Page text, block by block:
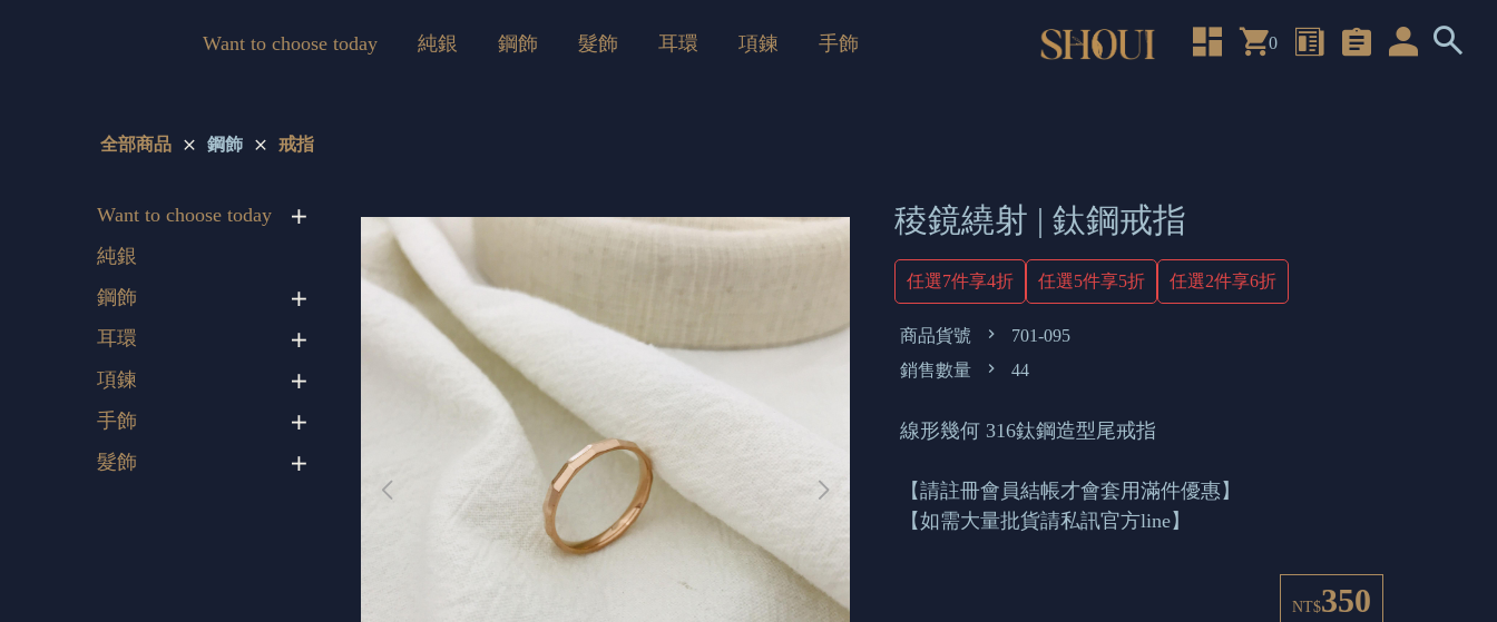
Want to choose today 純銀 鋼飾 髮飾 耳環 項鍊 手飾 0
全部商品 鋼飾 戒指
Want to choose today
純銀
鋼飾
耳環
項鍊
手飾
髮飾
稜鏡繞射 | 鈦鋼戒指
任選7件享4折 任選5件享5折 任選2件享6折
商品貨號
701-095
銷售數量
44
線形幾何 316鈦鋼造型尾戒指
【請註冊會員結帳才會套用滿件優惠】
【如需大量批貨請私訊官方line】
NT$350